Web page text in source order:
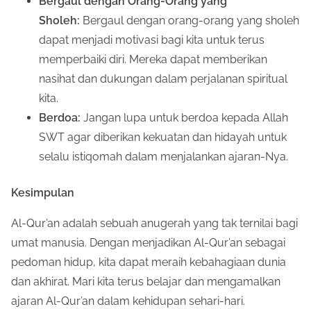
Sholeh: Bergaul dengan orang-orang yang sholeh
dapat menjadi motivasi bagi kita untuk terus
memperbaiki diri. Mereka dapat memberikan
nasihat dan dukungan dalam perjalanan spiritual
kita.
Berdoa: Jangan lupa untuk berdoa kepada Allah
SWT agar diberikan kekuatan dan hidayah untuk
selalu istiqomah dalam menjalankan ajaran-Nya.
Kesimpulan
Al-Qur’an adalah sebuah anugerah yang tak ternilai bagi
umat manusia. Dengan menjadikan Al-Qur’an sebagai
pedoman hidup, kita dapat meraih kebahagiaan dunia
dan akhirat. Mari kita terus belajar dan mengamalkan
ajaran Al-Qur’an dalam kehidupan sehari-hari.